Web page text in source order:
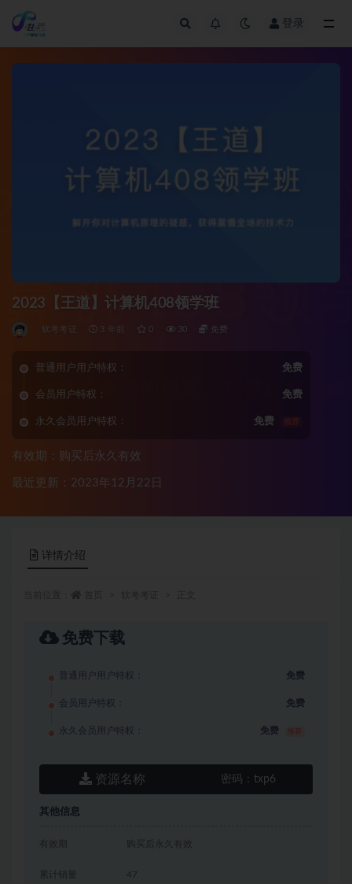
登录
2023【王道】计算机408领学班
软考考证 3 年前 0 30 免费
普通用户用户特权： 免费
会员用户特权： 免费
永久会员用户特权： 免费 推荐
有效期：购买后永久有效
最近更新：2023年12月22日
详情介绍
免费下载
普通用户用户特权： 免费
会员用户特权： 免费
永久会员用户特权： 免费
资源名称 密码：txp6
其他信息
有效期 购买后永久有效
累计销量 47